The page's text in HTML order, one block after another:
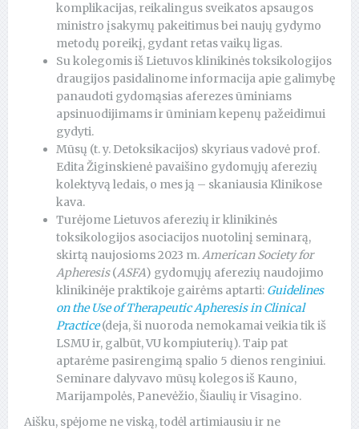
komplikacijas, reikalingus sveikatos apsaugos
ministro įsakymų pakeitimus bei naujų gydymo
metodų poreikį, gydant retas vaikų ligas.
Su kolegomis iš Lietuvos klinikinės toksikologijos
draugijos pasidalinome informacija apie galimybę
panaudoti gydomąsias aferezes ūminiams
apsinuodijimams ir ūminiam kepenų pažeidimui
gydyti.
Mūsų (t. y. Detoksikacijos) skyriaus vadovė prof.
Edita Žiginskienė pavaišino gydomųjų aferezių
kolektyvą ledais, o mes ją – skaniausia Klinikose
kava.
Turėjome Lietuvos aferezių ir klinikinės
toksikologijos asociacijos nuotolinį seminarą,
skirtą naujosioms 2023 m.American Society for
Apheresis(ASFA) gydomųjų aferezių naudojimo
klinikinėje praktikoje gairėms aptarti: Guidelines
on the Use of Therapeutic Apheresis in Clinical
Practice(deja, ši nuoroda nemokamai veikia tik iš
LSMU ir, galbūt, VU kompiuterių). Taip pat
aptarėme pasirengimą spalio 5 dienos renginiui.
Seminare dalyvavo mūsų kolegos iš Kauno,
Marijampolės, Panevėžio, Šiaulių ir Visagino.
Aišku, spėjome ne viską, todėl artimiausiu ir ne